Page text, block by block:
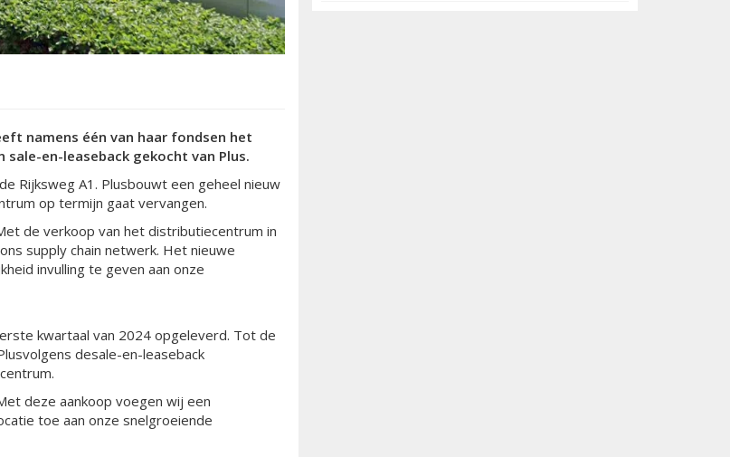
namens één van haar fondsen het
en-leaseback gekocht van Plus.
Rijksweg A1. Plusbouwt een geheel nieuw
op termijn gaat vervangen.
de verkoop van het distributiecentrum in
supply chain netwerk. Het nieuwe
invulling te geven aan onze
kwartaal van 2024 opgeleverd. Tot de
desale-en-leaseback
deze aankoop voegen wij een
toe aan onze snelgroeiende